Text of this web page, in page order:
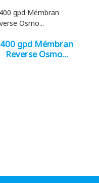
400 gpd Mémbran
Reverse Osmo...